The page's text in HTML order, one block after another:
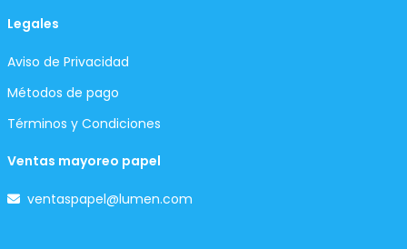
Legales
Aviso de Privacidad
Métodos de pago
Términos y Condiciones
Ventas mayoreo papel
ventaspapel@lumen.com